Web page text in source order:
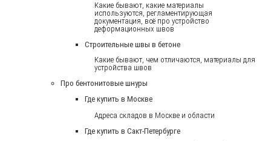
Какие бывают, какие материалы
используются, регламентирующая
документация, всё про устройство
деформационных швов
Строительные швы в бетоне
Какие бывают, чем отличаются, материалы для
устройства швов
Про бентонитовые шнуры
Где купить в Москве
Адреса складов в Москве и области
Где купить в Сакт-Петербурге